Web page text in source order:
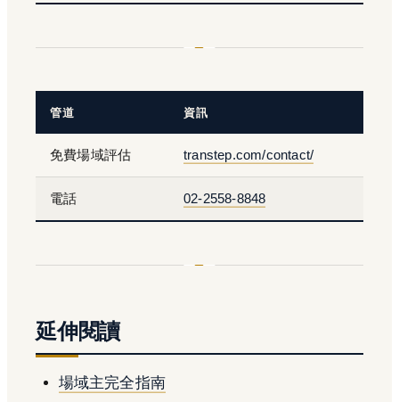
管道 資訊
免費場域評估 transtep.com/contact/
電話 02-2558-8848
延伸閱讀
場域主完全指南